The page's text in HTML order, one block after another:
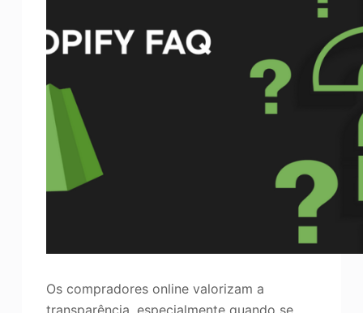
Os compradores online valorizam a